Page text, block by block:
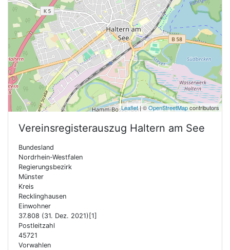
Leaflet| ©OpenStreetMapcontributors
Vereinsregisterauszug Haltern am See
Bundesland
Nordrhein-Westfalen
Regierungsbezirk
Münster
Kreis
Recklinghausen
Einwohner
37.808 (31. Dez. 2021)[1]
Postleitzahl
45721
Vorwahlen